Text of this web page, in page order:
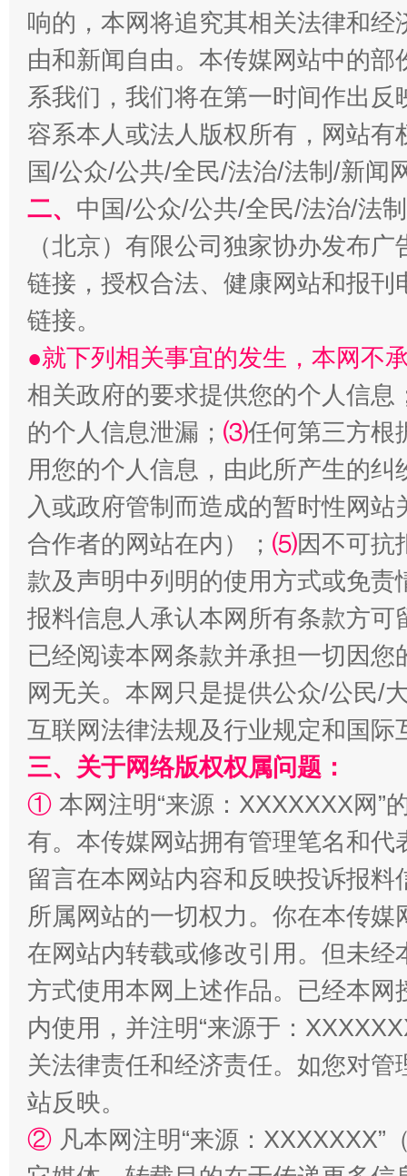
解纷+调解+退费，一次搞定
站台名比不上好声名
招工难、用工荒背后
响的，本网将追究其相关法律和
由和新闻自由。本传媒网站中的
系我们，我们将在第一时间作出
容系本人或法人版权所有，网站
国/公众/公共/全民/法治/法制/新闻
二、 中国/公众/公共/全民/法治/法
（北京）有限公司独家协办发布
链接，授权合法、健康网站和报
链接。
●就下列相关事宜的发生，本网不
相关政府的要求提供您的个人信息
的个人信息泄漏； ⑶任何第三方根
用您的个人信息，由此所产生的纠
入或政府管制而造成的暂时性网
合作者的网站在内）； ⑸因不可抗
款及声明中列明的使用方式或免责
报料信息人承认本网所有条款方
已经阅读本网条款并承担一切因
网无关。本网只是提供公众/公民/
互联网法律法规及行业规定和国
三、关于网络版权权属问题：
① 本网注明“来源：XXXXXXX网”
有。本传媒网站拥有管理笔名和
留言在本网站内容和反映投诉报
所属网站的一切权力。你在本传
在网站内转载或修改引用。但未
方式使用本网上述作品。已经本
内使用，并注明“来源于：
关法律责任和经济责任。如您对
站反映。
② 凡本网注明“来源：